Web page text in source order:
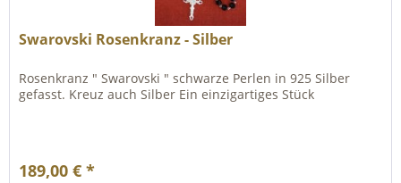
Swarovski Rosenkranz - Silber
Rosenkranz " Swarovski " schwarze Perlen in 925 Silber
gefasst. Kreuz auch Silber Ein einzigartiges Stück
189,00 € *